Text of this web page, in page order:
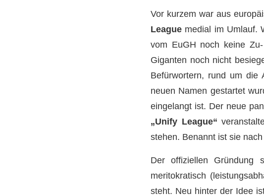
Vor kurzem war aus
Leaguemedial im Umlauf.
vom EuGH noch keine
Giganten noch nicht
Befürwortern, rund um die
neuen Namen gestartet
eingelangt ist. Der neue
„Unify League“
stehen. Benannt ist sie
Der offiziellen Gründung
meritokratisch
steht. Neu hinter der Idee